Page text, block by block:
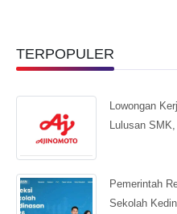
TERPOPULER
Lowongan
Lulusan
Pemerintah
Sekolah